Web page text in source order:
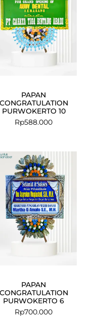
PAPAN
CONGRATULATION
PURWOKERTO 10
Rp588.000
PAPAN
CONGRATULATION
PURWOKERTO 6
Rp700.000